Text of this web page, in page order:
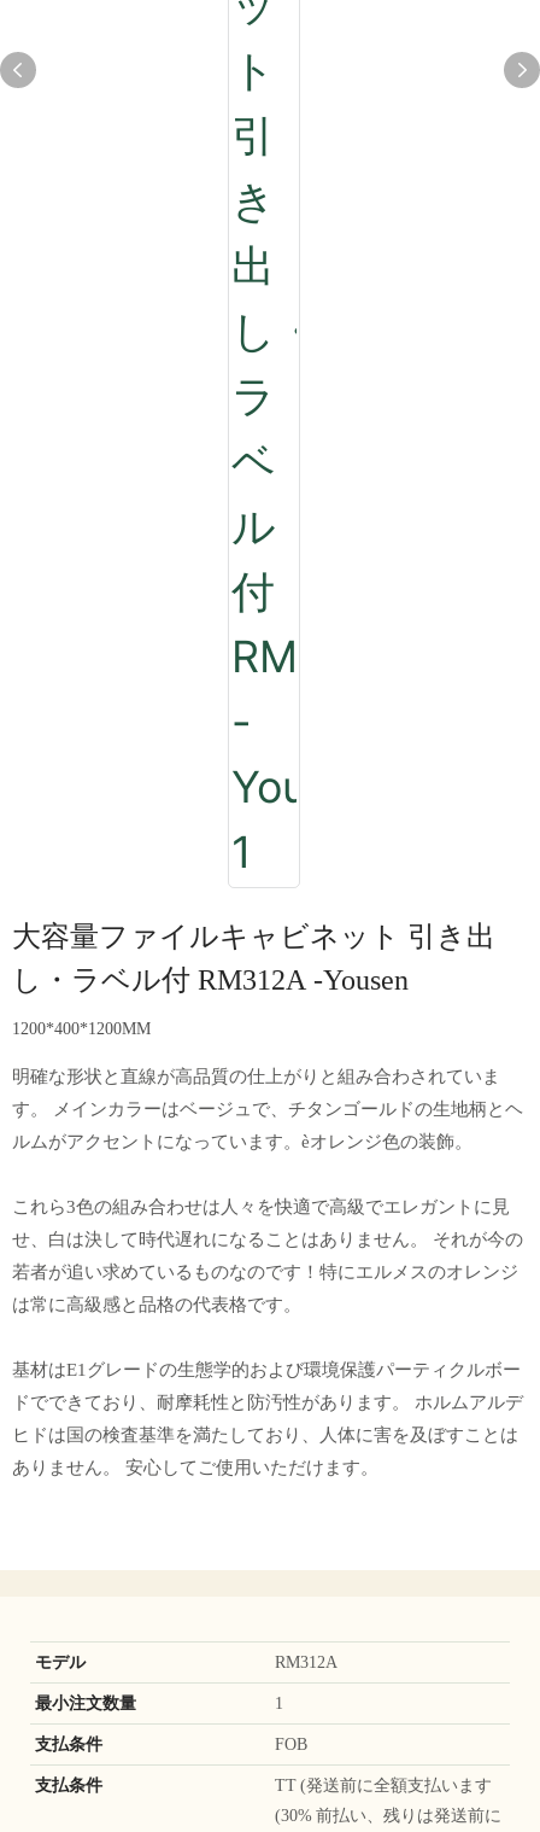
大容量ファイルキャビネット 引き出
し・ラベル付 RM312A -Yousen
1200*400*1200MM
明確な形状と直線が高品質の仕上がりと組み合わされていま
す。 メインカラーはベージュで、チタンゴールドの生地柄とヘ
ルムがアクセントになっています。èオレンジ色の装飾。
これら3色の組み合わせは人々を快適で高級でエレガントに見
せ、白は決して時代遅れになることはありません。 それが今の
若者が追い求めているものなのです！特にエルメスのオレンジ
は常に高級感と品格の代表格です。
基材はE1グレードの生態学的および環境保護パーティクルボー
ドでできており、耐摩耗性と防汚性があります。 ホルムアルデ
ヒドは国の検査基準を満たしており、人体に害を及ぼすことは
ありません。 安心してご使用いただけます。
モデル RM312A
最小注文数量 1
支払条件 FOB
支払条件
TT (発送前に全額支払います
(30% 前払い、残りは発送前に